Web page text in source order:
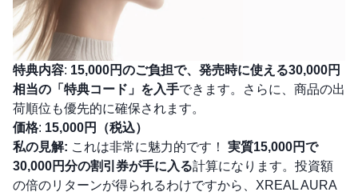
特典内容: 15,000円のご負担で、発売時に使える30,000円
相当の「特典コード」を入手できます。さらに、商品の出
荷順位も優先的に確保されます。
価格: 15,000円（税込）
私の見解: これは非常に魅力的です！ 実質15,000円で
30,000円分の割引券が手に入る計算になります。投資額
の倍のリターンが得られるわけですから、XREAL AURA